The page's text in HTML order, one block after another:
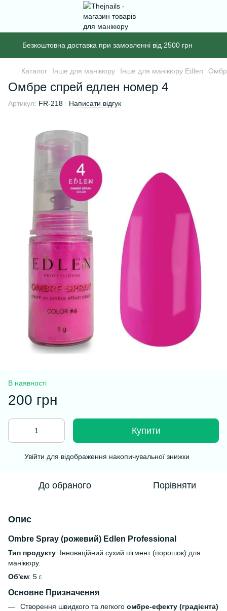
Безкоштовна доставка при замовленні від 2500 грн
Каталог Інше для манікюру Інше для манікюру Edlen
Омбре спрей едлен номер 4
Артикул: FR-218 Написати відгук
В наявності
200 грн
Купити
Увійти для відображення накопичувальної знижки
До обраного Порівняти
Опис
Ombre Spray (рожевий) Edlen Professional
Тип продукту: Інноваційний сухий пігмент (порошок) для
манікюру.
Об'єм: 5 г.
Основне Призначення
Створення швидкого та легкого омбре-ефекту (градієнта)